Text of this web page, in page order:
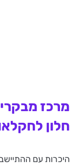
מרכז
חלון
היכרות עם